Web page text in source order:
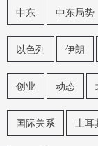
中东 中东局势
以色列 伊朗
创业 动态
国际关系 土耳